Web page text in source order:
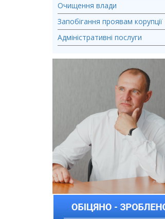
Очищення влади
Запобігання проявам корупції
Адміністративні послуги